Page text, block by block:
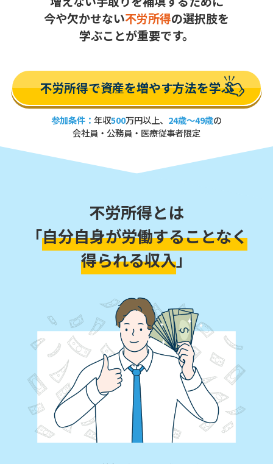
今や欠かせない不労所得の選択肢を
学ぶことが重要です。
不労所得で資産を増やす方法を学ぶ
参加条件： 年収500万円以上、 24歳～49歳の
会社員・公務員・医療従事者限定
不労所得とは
「自分自身が労働することなく
得られる収入」